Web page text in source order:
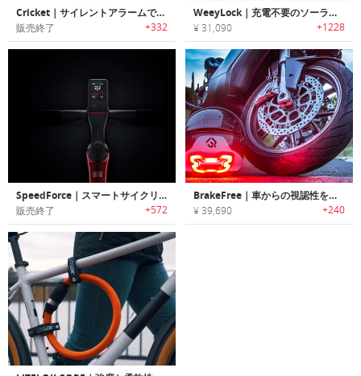
Cricket｜サイレントアラームで自転車を守るセキュリティ・デバイス「クリケット」
販売終了 +332
WeeyLock｜充電不要のソーラー駆動スマートバイクロック「ウィーロック」
¥ 31,090 +1228
SpeedForce｜スマートサイクリングコンピューター「スピードフォース」
販売終了 +572
BrakeFree｜車からの視認性を高めるヘルメット用ブレーキライト「ブレーキフリー」
¥ 39,690 +240